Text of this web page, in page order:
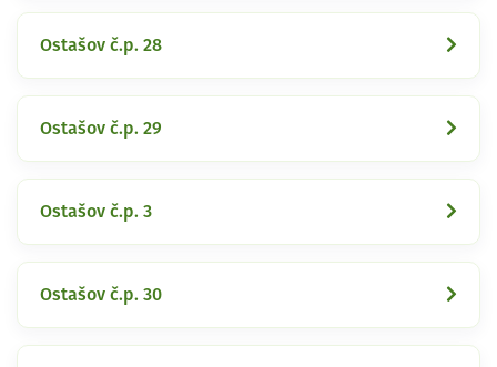
Ostašov č.p. 28
Ostašov č.p. 29
Ostašov č.p. 3
Ostašov č.p. 30